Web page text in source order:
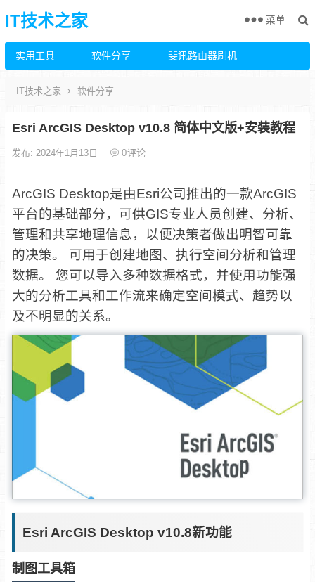
IT技术之家
实用工具 软件分享 斐讯路由器刷机
菜单
IT技术之家 软件分享
Esri ArcGIS Desktop v10.8 简体中文版+安装教程
发布: 2024年1月13日 0评论
ArcGIS Desktop是由Esri公司推出的一款ArcGIS
平台的基础部分，可供GIS专业人员创建、分析、
管理和共享地理信息，以便决策者做出明智可靠
的决策。 可用于创建地图、执行空间分析和管理
数据。 您可以导入多种数据格式，并使用功能强
大的分析工具和工作流来确定空间模式、趋势以
及不明显的关系。
Esri ArcGIS Desktop v10.8新功能
制图工具箱